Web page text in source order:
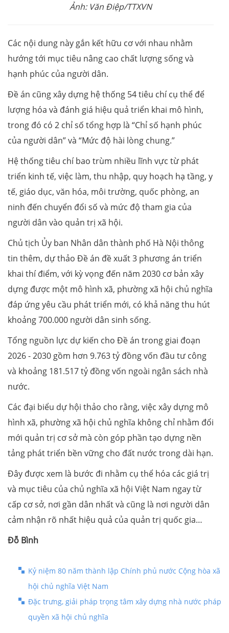
Ảnh: Văn Điệp/TTXVN
Các nội dung này gắn kết hữu cơ với nhau nhằm
hướng tới mục tiêu nâng cao chất lượng sống và
hạnh phúc của người dân.
Đề án cũng xây dựng hệ thống 54 tiêu chí cụ thể để
lượng hóa và đánh giá hiệu quả triển khai mô hình,
trong đó có 2 chỉ số tổng hợp là “Chỉ số hạnh phúc
của người dân” và “Mức độ hài lòng chung.”
Hệ thống tiêu chí bao trùm nhiều lĩnh vực từ phát
triển kinh tế, việc làm, thu nhập, quy hoạch hạ tầng, y
tế, giáo dục, văn hóa, môi trường, quốc phòng, an
ninh đến chuyển đổi số và mức độ tham gia của
người dân vào quản trị xã hội.
Chủ tịch Ủy ban Nhân dân thành phố Hà Nội thông
tin thêm, dự thảo Đề án đề xuất 3 phương án triển
khai thí điểm, với kỳ vọng đến năm 2030 cơ bản xây
dựng được một mô hình xã, phường xã hội chủ nghĩa
đáp ứng yêu cầu phát triển mới, có khả năng thu hút
khoảng 700.000 người dân sinh sống.
Tổng nguồn lực dự kiến cho Đề án trong giai đoạn
2026 - 2030 gồm hơn 9.763 tỷ đồng vốn đầu tư công
và khoảng 181.517 tỷ đồng vốn ngoài ngân sách nhà
nước.
Các đại biểu dự hội thảo cho rằng, việc xây dựng mô
hình xã, phường xã hội chủ nghĩa không chỉ nhằm đổi
mới quản trị cơ sở mà còn góp phần tạo dựng nền
tảng phát triển bền vững cho đất nước trong dài hạn.
Đây được xem là bước đi nhằm cụ thể hóa các giá trị
và mục tiêu của chủ nghĩa xã hội Việt Nam ngay từ
cấp cơ sở, nơi gần dân nhất và cũng là nơi người dân
cảm nhận rõ nhất hiệu quả của quản trị quốc gia…
Đỗ Bình
Kỷ niệm 80 năm thành lập Chính phủ nước Cộng hòa xã
hội chủ nghĩa Việt Nam
Đặc trưng, giải pháp trọng tâm xây dựng nhà nước pháp
quyền xã hội chủ nghĩa